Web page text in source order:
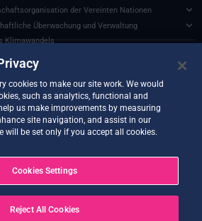
der Vereinten Nationen
Überwachung und Verwaltung
Klimawandels
Umweltinformationen
Wirkungsmodelle (ISIMIP)
für Landprozesse der NASA
für Klimawandel (IPCC)
Documents and API
cookies to make our site work. We would
such as analytics, functional and
us make improvements by measuring
site navigation, and assist in our
will be set only if you accept all cookies.
Cookies Settings
Reject All Cookies